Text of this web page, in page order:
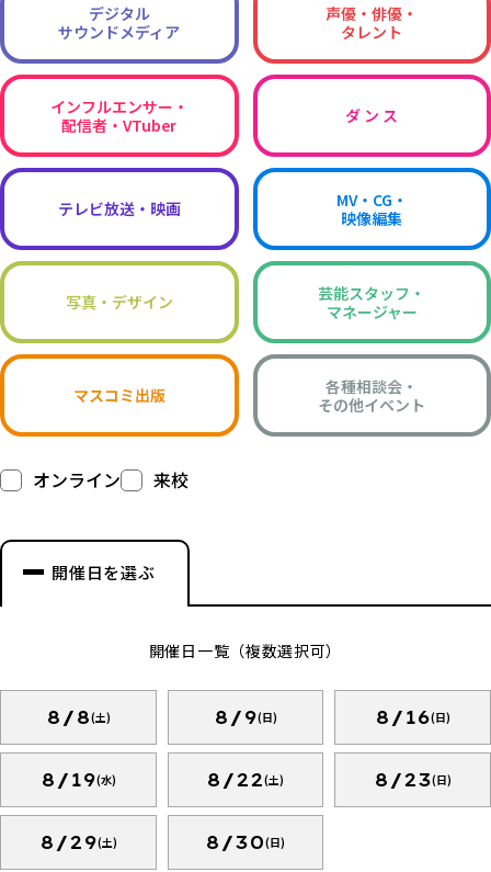
デジタル
サウンドメディア
声優・俳優・
タレント
インフルエンサー・
配信者・VTuber
ダ ン ス
テレビ放送・映画
MV・CG・
映像編集
写真・デザイン
芸能スタッフ・
マネージャー
マスコミ出版
各種相談会・
その他イベント
オンライン 来校
開催日を選ぶ
開催日一覧（複数選択可）
8/8(土) 8/9(日) 8/16(日)
8/19(水) 8/22(土) 8/23(日)
8/29(土) 8/30(日)